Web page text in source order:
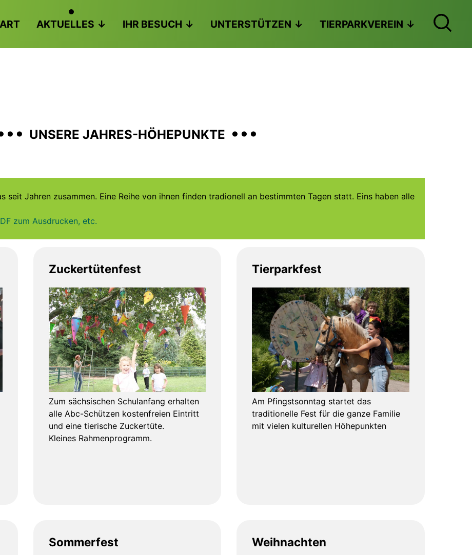
AKTUELLES IHR BESUCH UNTERSTÜTZEN TIERPARKVEREIN
UNSERE JAHRES-HÖHEPUNKTE ...
seit Jahren zusammen. Eine Reihe von ihnen finden tradionell an bestimmten Tagen statt. Eins haben alle
zum Ausdrucken, etc.
Zuckertütenfest
Zum sächsischen Schulanfang erhalten
alle Abc-Schützen kostenfreien Eintritt
und eine tierische Zuckertüte.
Kleines Rahmenprogramm.
Tierparkfest
Am Pfingstsonntag startet das
traditionelle Fest für die ganze Familie
mit vielen kulturellen Höhepunkten
Sommerfest Weihnachten